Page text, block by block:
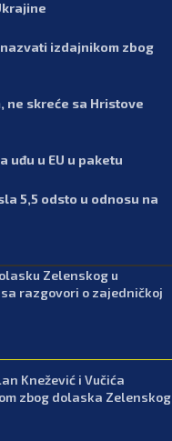
izdajnikom zbog
ne skreće sa Hristove
uđu u EU u paketu
5,5 odsto u odnosu na
Zelenskog u
razgovori o zajedničkoj
Knežević i Vučića
zbog dolaska Zelenskog